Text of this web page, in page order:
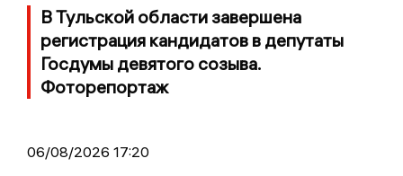
В Тульской области завершена
регистрация кандидатов в депутаты
Госдумы девятого созыва.
Фоторепортаж
06/08/2026 17:20